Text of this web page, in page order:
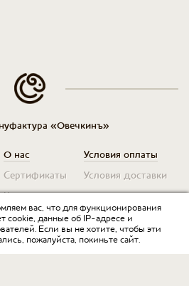
«Овечкинъ»
О нас
Сертификаты
Контакты
Условия оплаты
Условия доставки
Оплата для юр. лиц
Условия возврата
Договор оферты
вас, что для функционирования
cookie, данные об IP-адресе и
Если вы не хотите, чтобы эти
пожалуйста, покиньте сайт.